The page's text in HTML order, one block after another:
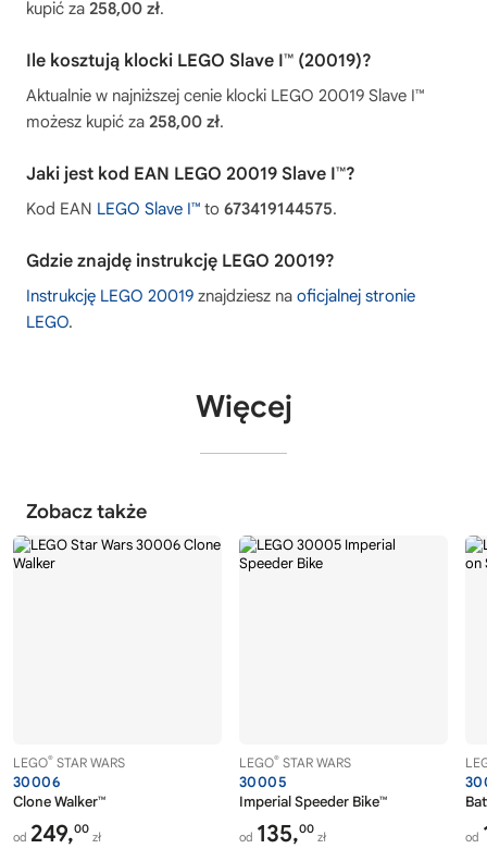
kupić za 258,00 zł.
Ile kosztują klocki LEGO Slave I™ (20019)?
Aktualnie w najniższej cenie klocki LEGO 20019 Slave I™
możesz kupić za 258,00 zł.
Jaki jest kod EAN LEGO 20019 Slave I™?
Kod EAN LEGO Slave I™ to 673419144575.
Gdzie znajdę instrukcję LEGO 20019?
Instrukcję LEGO 20019 znajdziesz na oficjalnej stronie
LEGO.
Więcej
Zobacz także
LEGO® STAR WARS
30006
Clone Walker™
od 249,00
zł
LEGO® STAR WARS
30005
Imperial Speeder Bike™
od 135,00
zł od